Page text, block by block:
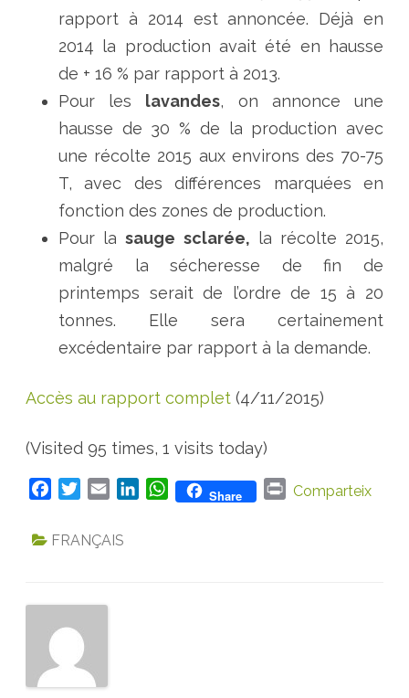
rapport à 2014 est annoncée. Déjà en
2014 la production avait été en hausse
de + 16 % par rapport à 2013.
Pour les lavandes, on annonce une
hausse de 30 % de la production avec
une récolte 2015 aux environs des 70-75
T, avec des différences marquées en
fonction des zones de production.
Pour lasauge sclarée, la récolte 2015,
malgré la sécheresse de fin de
printemps serait de l’ordre de 15 à 20
tonnes. Elle sera certainement
excédentaire par rapport à la demande.
Accès au rapport complet (4/11/2015)
(Visited 95 times, 1 visits today)
c
k
i
a
W
Share
PComparteix
FRANÇAIS